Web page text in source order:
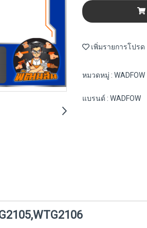
เพิ่มรายการโปรด
หมวดหมู่ : WADFOW
แบรนด์ : WADFOW